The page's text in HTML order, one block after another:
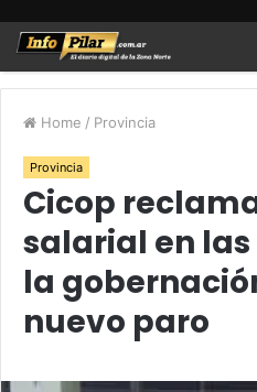
Home / Provincia
Provincia
Cicop
salarial en
la
nuevo paro